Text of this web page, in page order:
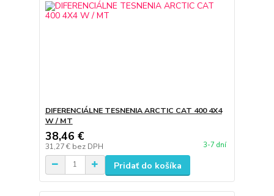
DIFERENCIÁLNE TESNENIA ARCTIC CAT 400 4X4
W / MT
38,46 €
31,27 € bez DPH 3-7 dní
Pridať do košíka